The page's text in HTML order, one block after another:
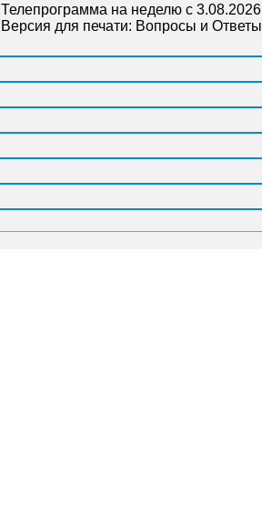
Телепрограмма на неделю с 3.08.2026
Версия для печати: Вопросы и Ответы